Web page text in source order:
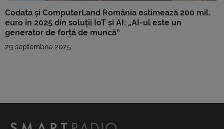
Codata și ComputerLand România estimează 200 mil.
euro în 2025 din soluții IoT și AI: „AI-ul este un
generator de forță de muncă”
29 septembrie 2025